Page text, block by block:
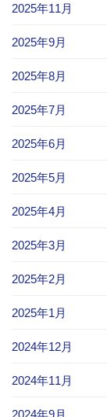
2025年11月
2025年9月
2025年8月
2025年7月
2025年6月
2025年5月
2025年4月
2025年3月
2025年2月
2025年1月
2024年12月
2024年11月
2024年9月